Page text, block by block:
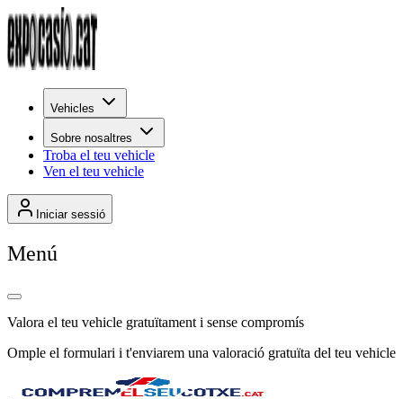
Vehicles
Sobre nosaltres
Troba el teu vehicle
Ven el teu vehicle
Iniciar sessió
Menú
Valora el teu vehicle gratuïtament i sense compromís
Omple el formulari i t'enviarem una valoració gratuïta del teu vehicle